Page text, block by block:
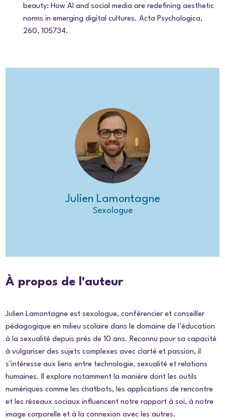
beauty: How AI and social media are redefining aesthetic
norms in emerging digital cultures.Acta Psychologica,
260, 105734.
Julien Lamontagne
Sexologue
À propos de l'auteur
Julien Lamontagne est sexologue, conférencier et conseiller
pédagogique en milieu scolaire dans le domaine de l’éducation
à la sexualité depuis près de 10 ans. Reconnu pour sa capacité
à vulgariser des sujets complexes avec clarté et passion, il
s’intéresse aux liens entre technologie, sexualité et relations
humaines. Il explore notamment la manière dont les outils
numériques comme leschatbots, les applications de rencontre
et les réseaux sociaux influencent notre rapport à soi, à notre
image corporelle et à la connexion avec les autres.